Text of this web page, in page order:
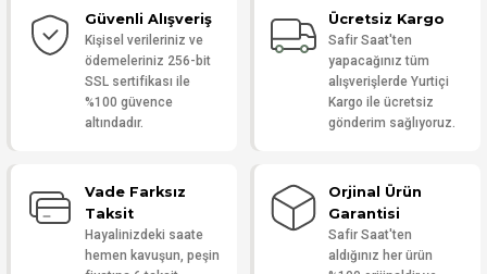
Yorum Yaz
Güvenli Alışveriş
Kişisel verileriniz ve
ödemeleriniz 256-bit
SSL sertifikası ile
%100 güvence
altındadır.
Ücretsiz Kargo
Safir Saat'ten
yapacağınız tüm
alışverişlerde Yurtiçi
Kargo ile ücretsiz
gönderim sağlıyoruz.
Vade Farksız
Taksit
Hayalinizdeki saate
hemen kavuşun, peşin
Orjinal Ürün
Garantisi
Safir Saat'ten
aldığınız her ürün